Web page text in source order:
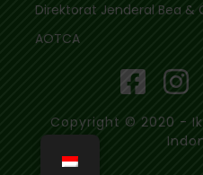
Direktorat Jenderal Bea &
AOTCA
Copyright © 2020 -